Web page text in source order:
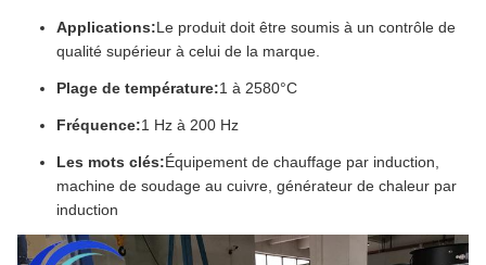
Applications:Le produit doit être soumis à un contrôle de
qualité supérieur à celui de la marque.
Plage de température:1 à 2580°C
Fréquence:1 Hz à 200 Hz
Les mots clés:Équipement de chauffage par induction,
machine de soudage au cuivre, générateur de chaleur par
induction